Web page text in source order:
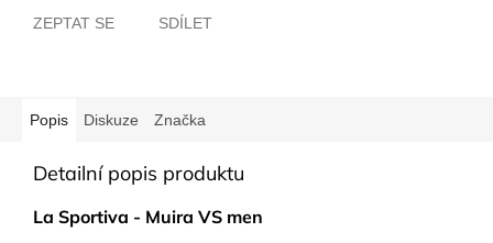
ZEPTAT SE SDÍLET
Popis Diskuze Značka
Detailní popis produktu
La Sportiva - Muira VS men